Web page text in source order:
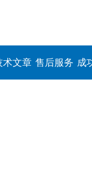
术文章 售后服务 成